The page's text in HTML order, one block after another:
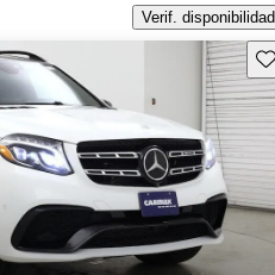
Verif. disponibilidad